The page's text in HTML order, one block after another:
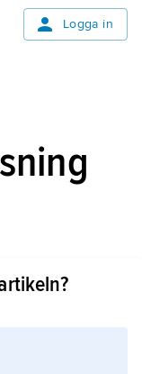
Logga in
Grotius